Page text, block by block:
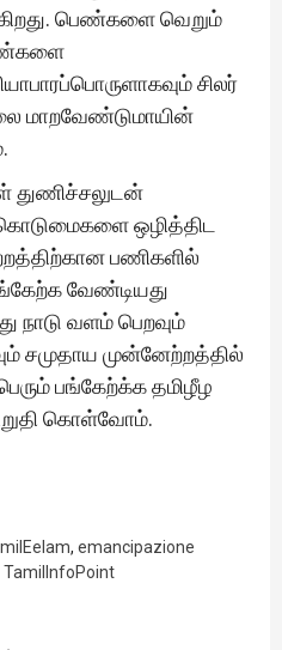
பெண்களை வெறும்
சிலர்
மாறவேண்டுமாயின்
துணிச்சலுடன்
ஒழித்திட
பணிகளில்
வேண்டியது
நாடு வளம் பெறவும்
சமுதாய முன்னேற்றத்தில்
பங்கேற்க்க தமிழீழ
கொள்வோம்.
, emancipazione
TamilInfoPoint